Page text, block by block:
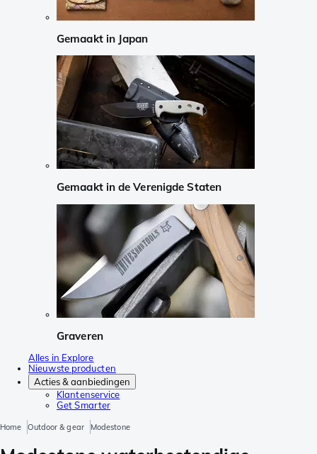
Gemaakt in Japan
Gemaakt in de Verenigde Staten
Graveren
Alles in Explore
Nieuwste producten
Acties & aanbiedingen
Klantenservice
Get Smarter
Home Outdoor & gear Modestone